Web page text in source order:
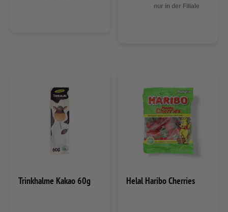
nur in der Filiale
Trinkhalme Kakao 60g Helal Haribo Cherries